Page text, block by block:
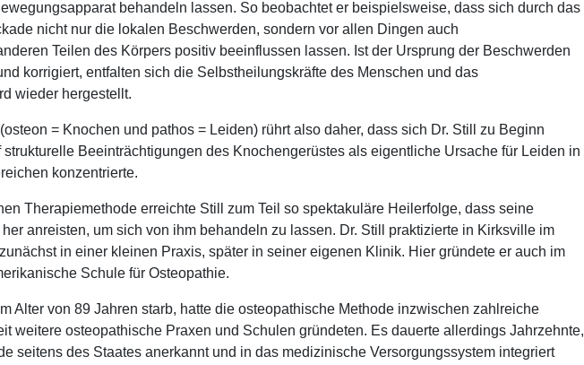
behandeln lassen. So beobachtet er beispielsweise, dass sich durch das
nicht nur die lokalen Beschwerden, sondern vor allen Dingen auch
Teilen des Körpers positiv beeinflussen lassen. Ist der Ursprung der Beschwerden
korrigiert, entfalten sich die Selbstheilungskräfte des Menschen und das
wieder hergestellt.
= Knochen und pathos = Leiden) rührt also daher, dass sich Dr. Still zu Beginn
Beeinträchtigungen des Knochengerüstes als eigentliche Ursache für Leiden in
konzentrierte.
Therapiemethode erreichte Still zum Teil so spektakuläre Heilerfolge, dass seine
anreisten, um sich von ihm behandeln zu lassen. Dr. Still praktizierte in Kirksville im
in einer kleinen Praxis, später in seiner eigenen Klinik. Hier gründete er auch im
Schule für Osteopathie.
Alter von 89 Jahren starb, hatte die osteopathische Methode inzwischen zahlreiche
weitere osteopathische Praxen und Schulen gründeten. Es dauerte allerdings Jahrzehnte,
seitens des Staates anerkannt und in das medizinische Versorgungssystem integriert